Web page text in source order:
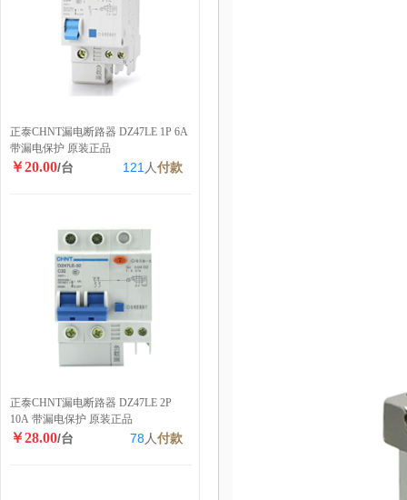
正泰CHNT漏电断路器 DZ47LE 1P 6A
带漏电保护 原装正品
￥20.00/台 121 人付款
正泰CHNT漏电断路器 DZ47LE 2P
10A 带漏电保护 原装正品
￥28.00/台 78 人付款